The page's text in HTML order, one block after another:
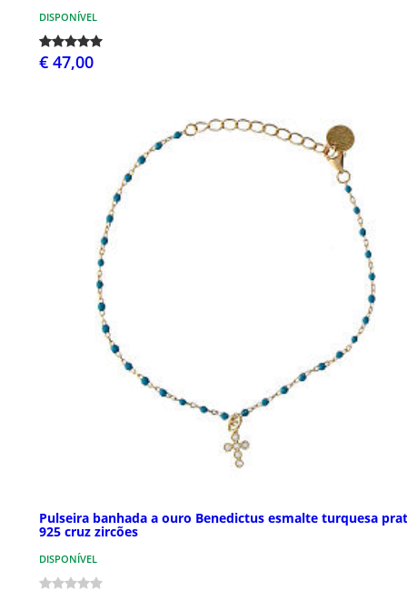
DISPONÍVEL
€ 47,00
Pulseira banhada a ouro Benedictus esmalte turquesa
925 cruz zircões
DISPONÍVEL